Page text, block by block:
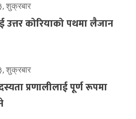
शुक्रबार
कोरियाको पथमा लैजान
शुक्रबार
प्रणालीलाई पूर्ण रूपमा